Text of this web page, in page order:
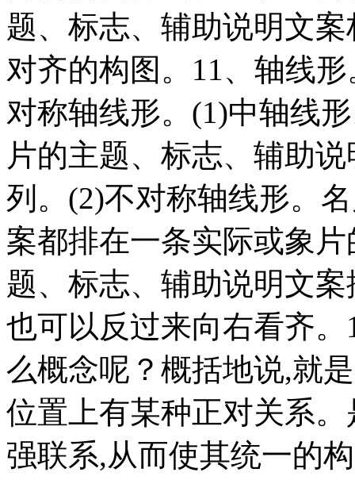
题、标志、辅助说明文
对齐的构图。11、轴线
对称轴线形。(1)中轴线
片的主题、标志、辅助
列。(2)不对称轴线形。
案都排在一条实际或象
题、标志、辅助说明文
也可以反过来向右看齐
么概念呢？概括地说,就
位置上有某种正对关系
强联系,从而使其统一的